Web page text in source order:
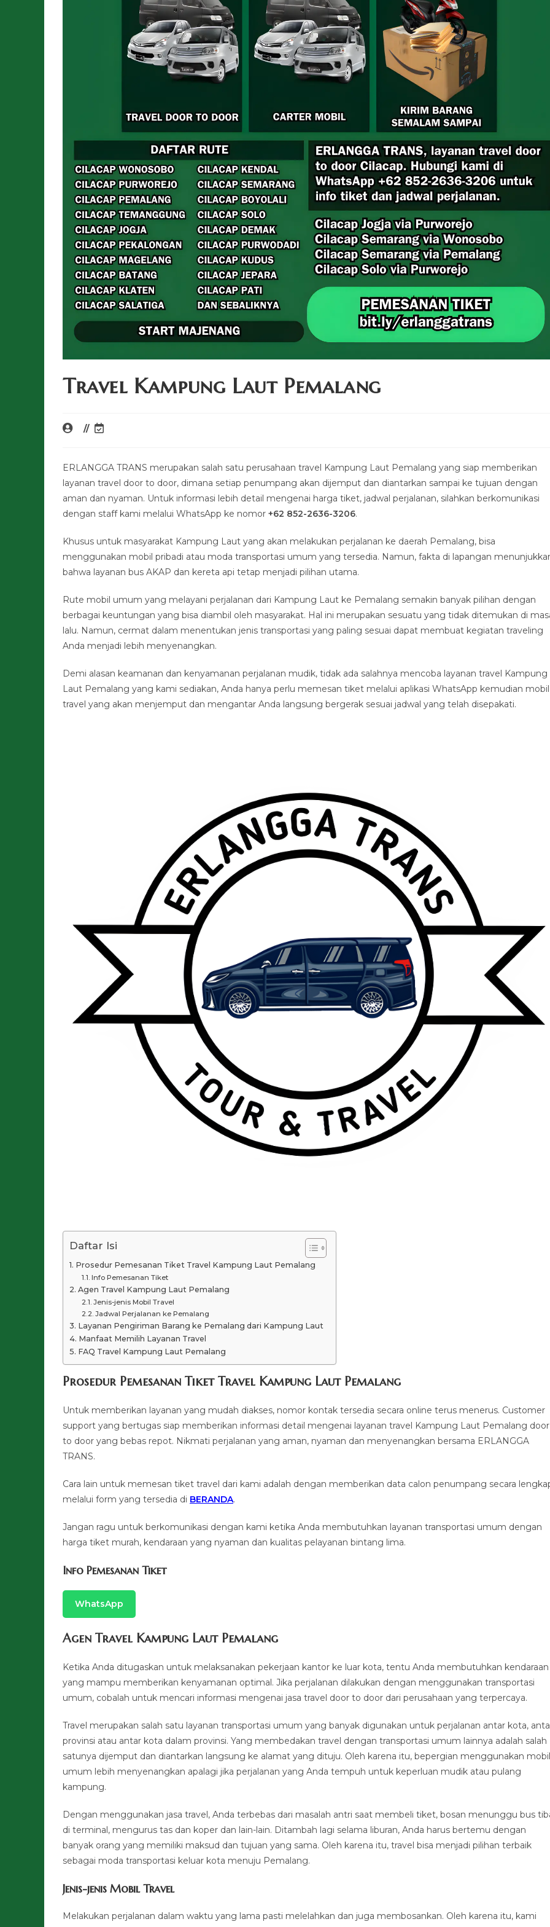
Travel Kampung Laut Pemalang
ERLANGGA TRANS merupakan salah satu perusahaan travel Kampung Laut Pemalang yang siap memberikan
layanan travel door to door, dimana setiap penumpang akan dijemput dan diantarkan sampai ke tujuan dengan
aman dan nyaman. Untuk informasi lebih detail mengenai harga tiket, jadwal perjalanan, silahkan berkomunikasi
dengan staff kami melalui WhatsApp ke nomor +62 852-2636-3206.
Khusus untuk masyarakat Kampung Laut yang akan melakukan perjalanan ke daerah Pemalang, bisa
menggunakan mobil pribadi atau moda transportasi umum yang tersedia. Namun, fakta di lapangan
bahwa layanan bus AKAP dan kereta api tetap menjadi pilihan utama.
Rute mobil umum yang melayani perjalanan dari Kampung Laut ke Pemalang semakin banyak pilihan dengan
berbagai keuntungan yang bisa diambil oleh masyarakat. Hal ini merupakan sesuatu yang tidak ditemukan di
lalu. Namun, cermat dalam menentukan jenis transportasi yang paling sesuai dapat membuat kegiatan traveling
Anda menjadi lebih menyenangkan.
Demi alasan keamanan dan kenyamanan perjalanan mudik, tidak ada salahnya mencoba layanan travel Kampung
Laut Pemalang yang kami sediakan, Anda hanya perlu memesan tiket melalui aplikasi WhatsApp kemudian mobil
travel yang akan menjemput dan mengantar Anda langsung bergerak sesuai jadwal yang telah disepakati.
Daftar Isi
Prosedur Pemesanan Tiket Travel Kampung Laut Pemalang
Info Pemesanan Tiket
Agen Travel Kampung Laut Pemalang
Jenis-jenis Mobil Travel
Jadwal Perjalanan ke Pemalang
Layanan Pengiriman Barang ke Pemalang dari Kampung Laut
Manfaat Memilih Layanan Travel
FAQ Travel Kampung Laut Pemalang
Prosedur Pemesanan Tiket Travel Kampung Laut Pemalang
Untuk memberikan layanan yang mudah diakses, nomor kontak tersedia secara online terus menerus. Customer
support yang bertugas siap memberikan informasi detail mengenai layanan travel Kampung Laut Pemalang door
to door yang bebas repot. Nikmati perjalanan yang aman, nyaman dan menyenangkan bersama ERLANGGA
TRANS.
Cara lain untuk memesan tiket travel dari kami adalah dengan memberikan data calon penumpang secara
melalui form yang tersedia di BERANDA.
Jangan ragu untuk berkomunikasi dengan kami ketika Anda membutuhkan layanan transportasi umum dengan
harga tiket murah, kendaraan yang nyaman dan kualitas pelayanan bintang lima.
Info Pemesanan Tiket
WhatsApp
Agen Travel Kampung Laut Pemalang
Ketika Anda ditugaskan untuk melaksanakan pekerjaan kantor ke luar kota, tentu Anda membutuhkan kendaraan
yang mampu memberikan kenyamanan optimal. Jika perjalanan dilakukan dengan menggunakan transportasi
umum, cobalah untuk mencari informasi mengenai jasa travel door to door dari perusahaan yang terpercaya.
Travel merupakan salah satu layanan transportasi umum yang banyak digunakan untuk perjalanan antar kota,
provinsi atau antar kota dalam provinsi. Yang membedakan travel dengan transportasi umum lainnya adalah salah
satunya dijemput dan diantarkan langsung ke alamat yang dituju. Oleh karena itu, bepergian menggunakan mobil
umum lebih menyenangkan apalagi jika perjalanan yang Anda tempuh untuk keperluan mudik atau pulang
kampung.
Dengan menggunakan jasa travel, Anda terbebas dari masalah antri saat membeli tiket, bosan menunggu bus
di terminal, mengurus tas dan koper dan lain-lain. Ditambah lagi selama liburan, Anda harus bertemu dengan
banyak orang yang memiliki maksud dan tujuan yang sama. Oleh karena itu, travel bisa menjadi pilihan terbaik
sebagai moda transportasi keluar kota menuju Pemalang.
Jenis-jenis Mobil Travel
Melakukan perjalanan dalam waktu yang lama pasti melelahkan dan juga membosankan. Oleh karena itu, kami